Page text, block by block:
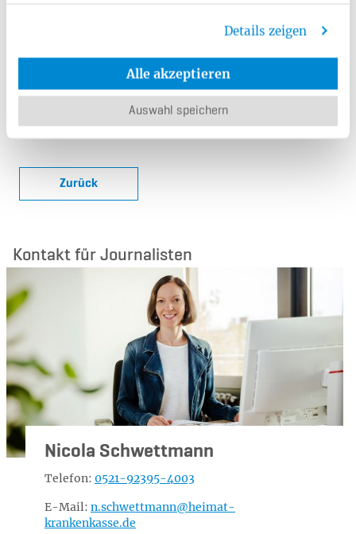
Details zeigen
Alle akzeptieren
Auswahl speichern
Download
Zurück
Kontakt für Journalisten
Nicola Schwettmann
Telefon: 0521-92395-4003
E-Mail: n.schwettmann@heimat-
krankenkasse.de